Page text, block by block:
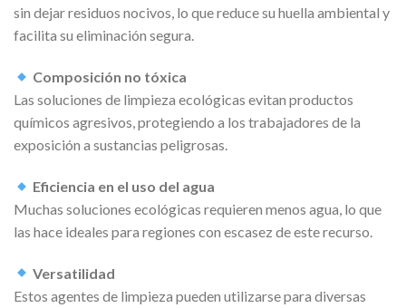
sin dejar residuos nocivos, lo que reduce su huella ambiental y
facilita su eliminación segura.
Composición no tóxica
Las soluciones de limpieza ecológicas evitan productos
químicos agresivos, protegiendo a los trabajadores de la
exposición a sustancias peligrosas.
Eficiencia en el uso del agua
Muchas soluciones ecológicas requieren menos agua, lo que
las hace ideales para regiones con escasez de este recurso.
Versatilidad
Estos agentes de limpieza pueden utilizarse para diversas